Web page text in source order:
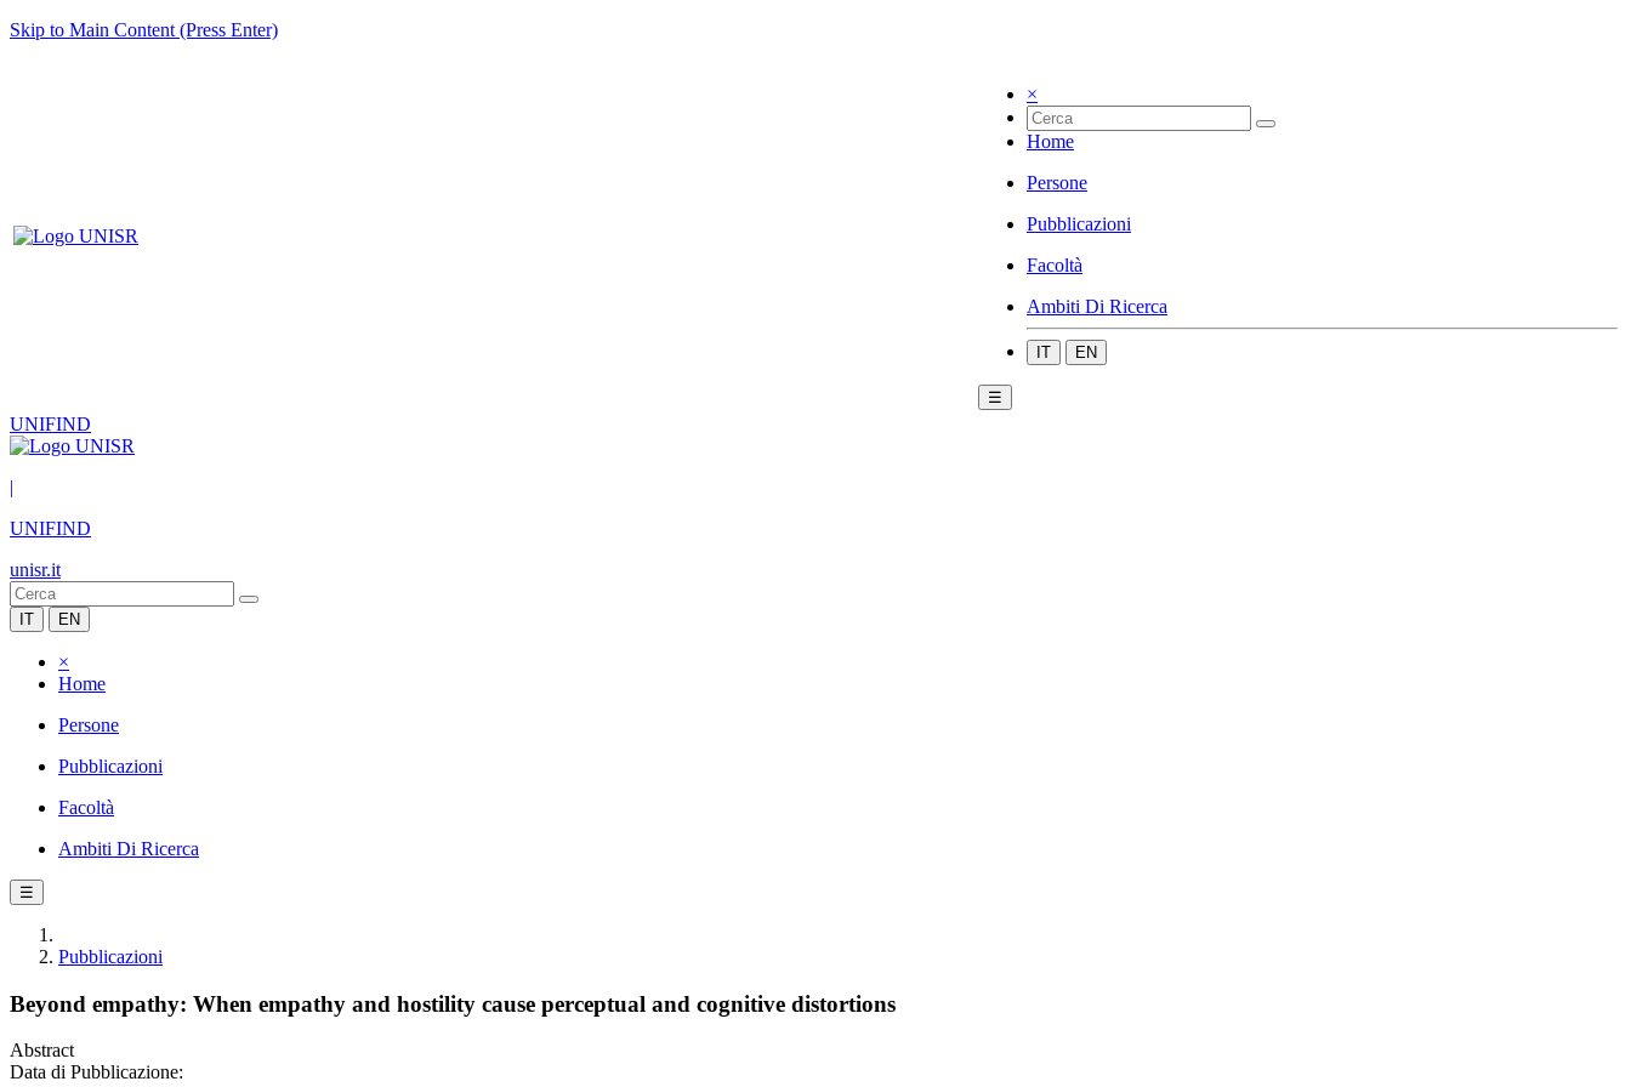
Skip to Main Content (Press Enter)
×
Home
Persone
Pubblicazioni
Facoltà
Ambiti Di Ricerca
IT EN
☰
UNIFIND
|
UNIFIND
unisr.it
IT EN
×
Home
Persone
Pubblicazioni
Facoltà
Ambiti Di Ricerca
☰
Pubblicazioni
Beyond empathy: When empathy and hostility cause perceptual and cognitive distortions
Abstract
Data di Pubblicazione: